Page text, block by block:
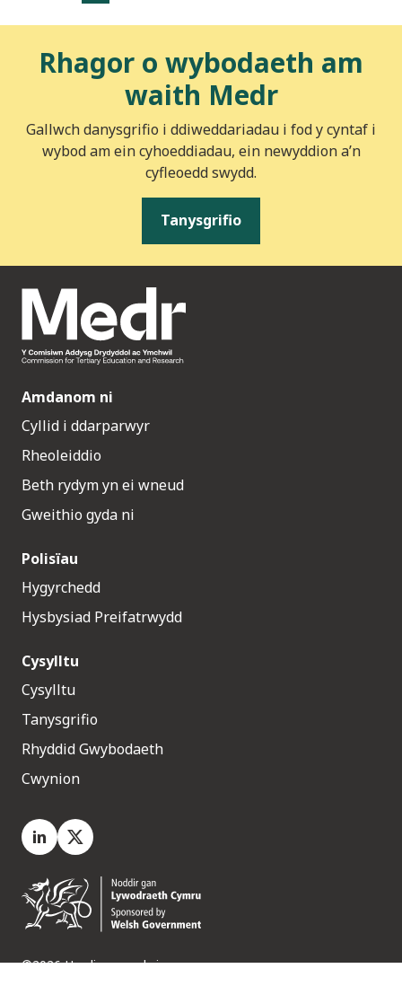
Rhagor o wybodaeth am
waith Medr
Gallwch danysgrifio i ddiweddariadau i fod y cyntaf i
wybod am ein cyhoeddiadau, ein newyddion a’n
cyfleoedd swydd.
Tanysgrifio
Amdanom ni
Cyllid i ddarparwyr
Rheoleiddio
Beth rydym yn ei wneud
Gweithio gyda ni
Polisïau
Hygyrchedd
Hysbysiad Preifatrwydd
Cysylltu
Cysylltu
Tanysgrifio
Rhyddid Gwybodaeth
Cwynion
LinkedIn
X.com
©2026 Hawliau a gedwir